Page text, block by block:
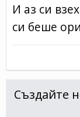
И аз си
си беше
Създайте